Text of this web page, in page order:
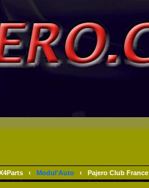
‹ Modul'Auto ‹ Pajero Club France